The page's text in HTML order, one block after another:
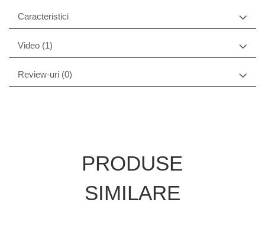
Caracteristici
Video (1)
Review-uri (0)
PRODUSE
SIMILARE